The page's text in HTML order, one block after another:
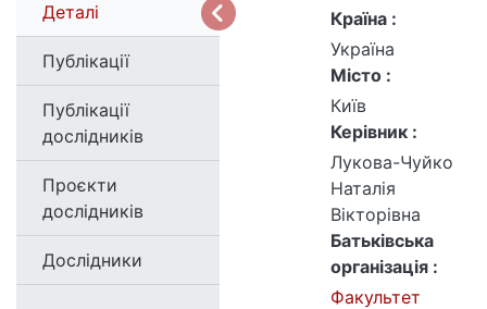
Деталі
Публікації
Публікації
дослідників
Проєкти
дослідників
Дослідники
Країна :
Україна
Місто :
Київ
Керівник :
Лукова-Чуйко
Наталія
Вікторівна
Батьківська
організація :
Факультет